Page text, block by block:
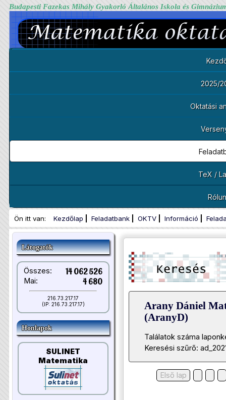
Budapesti Fazekas Mihály Gyakorló Általános Iskola és
2025/
Oktatási
TeX /
Ön itt van: Kezdőlap Feladatbank OKTV Információ
Látogatók
Összes: 14 062 526
Mai: 4 680
216.73.217.17
(IP: 216.73.217.17)
Honlapok
SULINET
Matematika
Arany Dániel
(AranyD)
Találatok száma
Keresési szűrő:
Első lap